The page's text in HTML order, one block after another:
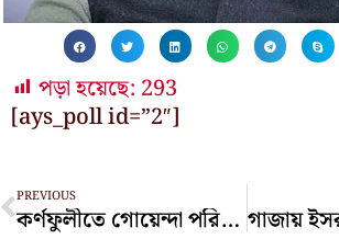
পড়া হয়েছে: 293
[ays_poll id=”2″]
Prev
PREVIOUS
কর্ণফুলীতে গোয়েন্দা পরিচয়ে ডাকাতির ঘটনায় ৯ জনের বিরুদ্ধে মামলা